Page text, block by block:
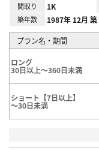
間取り 1K
築年数 1987年 12月 築
プラン名・期間
ロング
30日以上～360日未満
ショート【7日以上】
～30日未満